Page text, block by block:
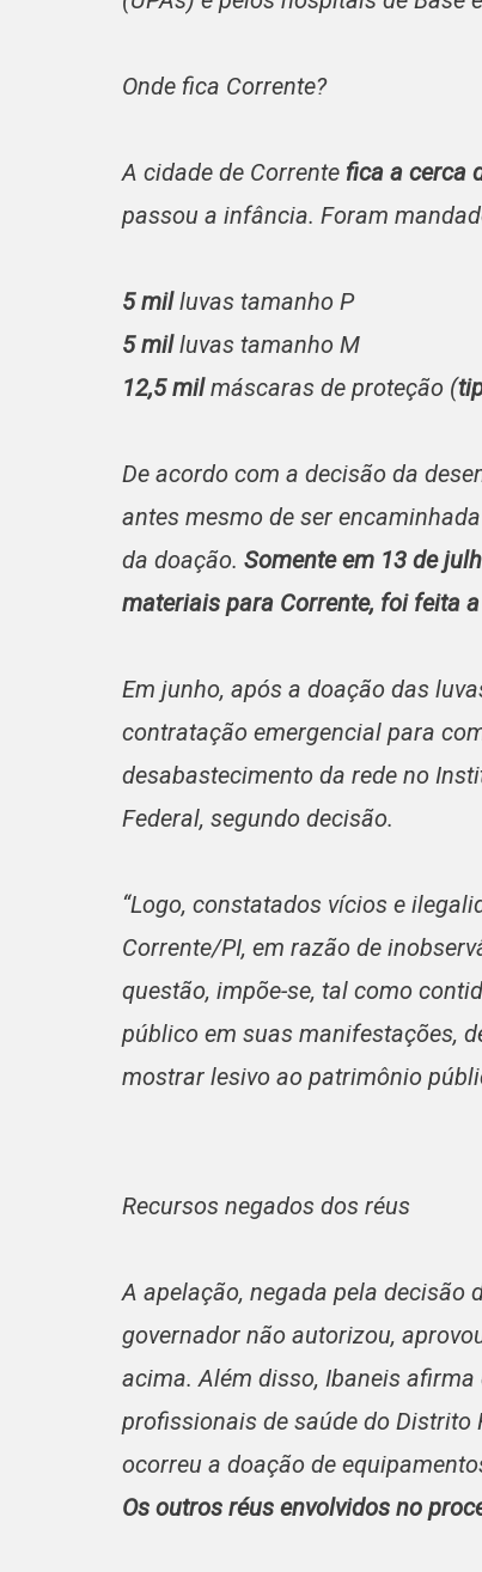
Onde fica Corrente?
A cidade de Corrente fica a cerca
passou a infância. Foram
5 milluvas tamanho P
5 milluvas tamanho M
12,5 milmáscaras de proteção (
De acordo com a decisão da
antes mesmo de ser
da doação. Somente em 13 de
materiais para Corrente, foi feita
Em junho, após a doação das
contratação emergencial para
desabastecimento da rede no
Federal, segundo decisão.
“Logo, constatados vícios e
Corrente/PI, em razão de
questão, impõe-se, tal como
público em suas manifestações,
mostrar lesivo ao patrimônio
Recursos negados dos réus
A apelação, negada pela decisão
governador não autorizou,
acima. Além disso, Ibaneis
profissionais de saúde do Distrito
ocorreu a doação de
Os outros réus envolvidos no